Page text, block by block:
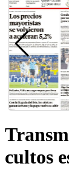
cultos